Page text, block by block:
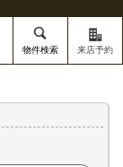
物件検索 来店予約